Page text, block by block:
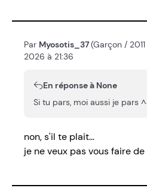
Par Myosotis_37(Garçon /
2026 à 21:36
En réponse à None
Si tu pars, moi aussi je pars
non, s'il te plait...
je ne veux pas vous faire de